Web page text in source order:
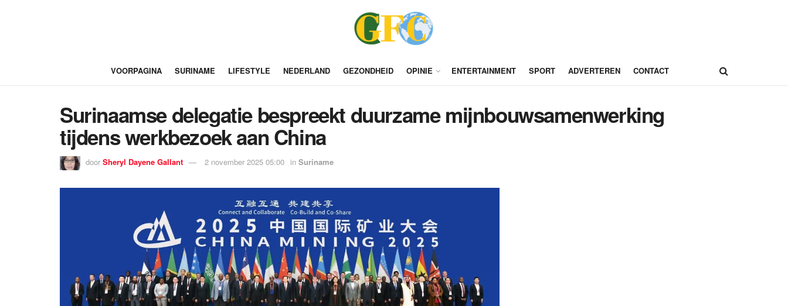
VOORPAGINA SURINAME LIFESTYLE NEDERLAND GEZONDHEID OPINIE ENTERTAINMENT SPORT ADVERTEREN CONTACT
Surinaamse delegatie bespreekt duurzame mijnbouwsamenwerking
tijdens werkbezoek aan China
door Sheryl Dayene Gallant 2 november 2025 05:00 in Suriname